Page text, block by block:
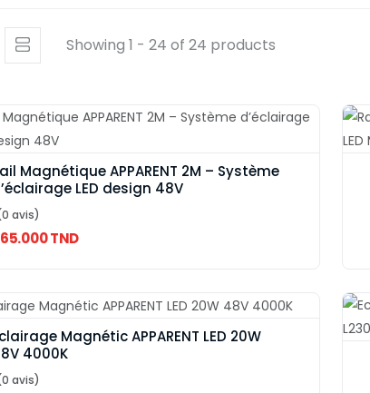
Showing 1 - 24 of 24 products
Magnétique APPARENT 2M – Système
LED design 48V
avis)
65.000 TND
Magnétic APPARENT LED 20W
4000K
avis)